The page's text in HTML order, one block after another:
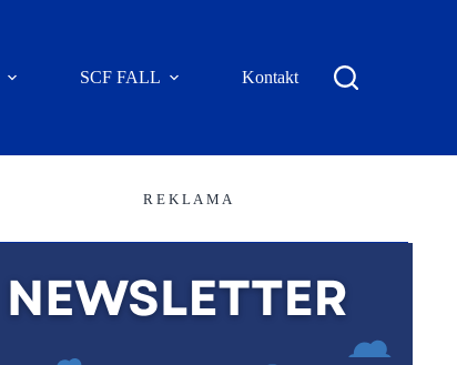
SCF FALL Kontakt
R E K L A M A